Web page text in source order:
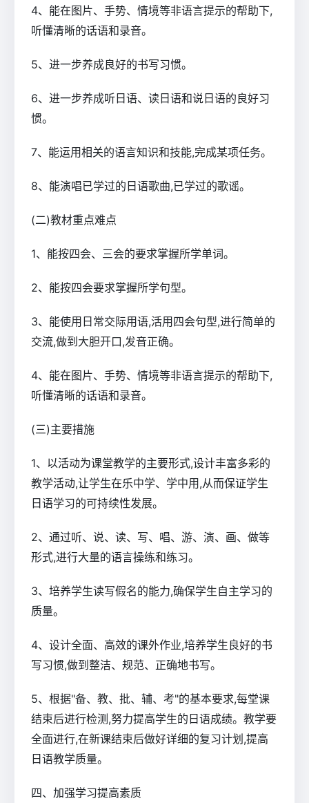
4、能在图片、手势、情境等非语言提示的帮助下,
听懂清晰的话语和录音。
5、进一步养成良好的书写习惯。
6、进一步养成听日语、读日语和说日语的良好习
惯。
7、能运用相关的语言知识和技能,完成某项任务。
8、能演唱已学过的日语歌曲,已学过的歌谣。
(二)教材重点难点
1、能按四会、三会的要求掌握所学单词。
2、能按四会要求掌握所学句型。
3、能使用日常交际用语,活用四会句型,进行简单的
交流,做到大胆开口,发音正确。
4、能在图片、手势、情境等非语言提示的帮助下,
听懂清晰的话语和录音。
(三)主要措施
1、以活动为课堂教学的主要形式,设计丰富多彩的
教学活动,让学生在乐中学、学中用,从而保证学生
日语学习的可持续性发展。
2、通过听、说、读、写、唱、游、演、画、做等
形式,进行大量的语言操练和练习。
3、培养学生读写假名的能力,确保学生自主学习的
质量。
4、设计全面、高效的课外作业,培养学生良好的书
写习惯,做到整洁、规范、正确地书写。
5、根据"备、教、批、辅、考"的基本要求,每堂课
结束后进行检测,努力提高学生的日语成绩。教学要
全面进行,在新课结束后做好详细的复习计划,提高
日语教学质量。
四、加强学习提高素质